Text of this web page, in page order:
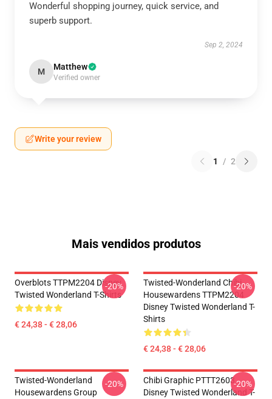
Wonderful shopping journey, quick service, and
superb support.
Sep 2, 2024
M Matthew
Verified owner
Write your review
1 / 2
Mais vendidos produtos
Overblots TTPM2204 Disney
Twisted Wonderland T-Shirts
€ 24,38 - € 28,06
-20%
Twisted-Wonderland Chibi
Housewardens TTPM2204
Disney Twisted Wonderland T-
Shirts
€ 24,38 - € 28,06
-20%
Twisted-Wonderland
Housewardens Group
-20%
Chibi Graphic PTTT2603
Disney Twisted Wonderland T-
-20%